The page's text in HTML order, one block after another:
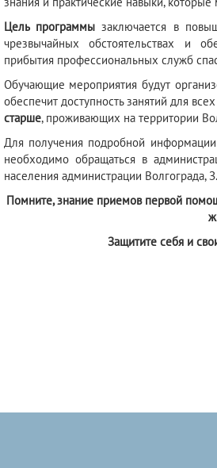
Цель программызаключается в
чрезвычайных обстоятельствах и
прибытия профессиональных служб
Обучающие мероприятия будут
обеспечит доступность занятий для
старше, проживающих на территории
Для получения подробной
необходимо обращаться в
населения администрации Волгограда,
Помните, знание приемов первой
Защитите себя и